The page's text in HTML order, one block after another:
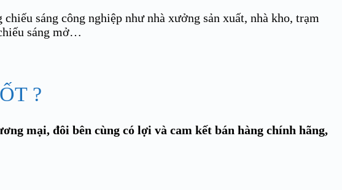
sáng công nghiệp như nhà xưởng sản xuất, nhà kho, trạm
sáng mở…
?
mại, đôi bên cùng có lợi và cam kết bán hàng chính hãng,